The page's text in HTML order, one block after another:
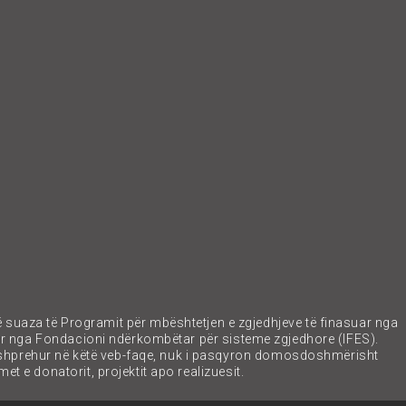
suaza të Programit për mbështetjen e zgjedhjeve të finasuar nga
nga Fondacioni ndërkombëtar për sisteme zgjedhore (IFES).
në këtë veb-faqe, nuk i pasqyron domosdoshmërisht
e donatorit, projektit apo realizuesit.